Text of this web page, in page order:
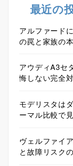
最近の
アルファード
の罠と家族の
アウディA3セ
悔しない完全
モデリスタは
ーマル比較で
ヴェルファイ
と故障リスク